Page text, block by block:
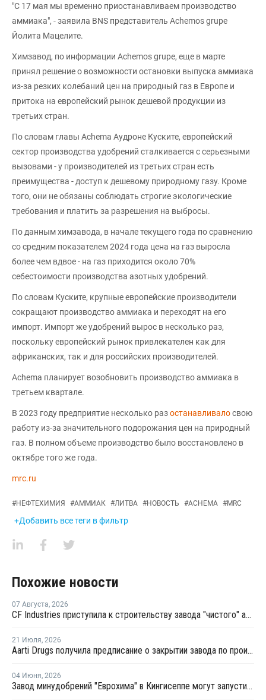
"С 17 мая мы временно приостанавливаем производство
аммиака", - заявила BNS представитель Achemos grupe
Йолита Мацелите.
Химзавод, по информации Achemos grupe, еще в марте
принял решение о возможности остановки выпуска аммиака
из-за резких колебаний цен на природный газ в Европе и
притока на европейский рынок дешевой продукции из
третьих стран.
По словам главы Achema Аудроне Куските, европейский
сектор производства удобрений сталкивается с серьезными
вызовами - у производителей из третьих стран есть
преимущества - доступ к дешевому природному газу. Кроме
того, они не обязаны соблюдать строгие экологические
требования и платить за разрешения на выбросы.
По данным химзавода, в начале текущего года по сравнению
со средним показателем 2024 года цена на газ выросла
более чем вдвое - на газ приходится около 70%
себестоимости производства азотных удобрений.
По словам Куските, крупные европейские производители
сокращают производство аммиака и переходят на его
импорт. Импорт же удобрений вырос в несколько раз,
поскольку европейский рынок привлекателен как для
африканских, так и для российских производителей.
Achema планирует возобновить производство аммиака в
третьем квартале.
В 2023 году предприятие несколько разостанавливалосвою
работу из-за значительного подорожания цен на природный
газ. В полном объеме производство было восстановлено в
октябре того же года.
mrc.ru
#НЕФТЕХИМИЯ #АММИАК #ЛИТВА #НОВОСТЬ #ACHEMA #MRC
+Добавить все теги в фильтр
Похожие новости
07 Августа, 2026
CF Industries приступила к строительству завода "чистого" аммиака за USD4 миллиарда
21 Июля, 2026
Aarti Drugs получила предписание о закрытии завода по производству аминов из-за нарушений нормативных требований
04 Июня, 2026
Завод минудобрений "Еврохима" в Кингисеппе могут запустить в третьем квартале 2026 года